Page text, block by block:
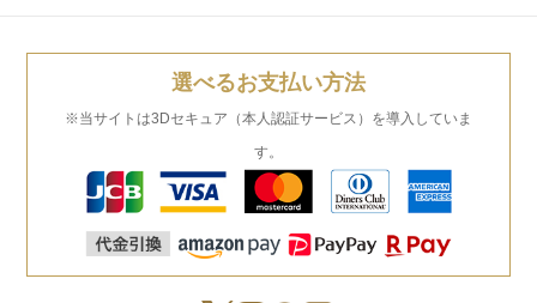
選べるお支払い方法
※当サイトは3Dセキュア（本人認証サービス）を導入していま
す。